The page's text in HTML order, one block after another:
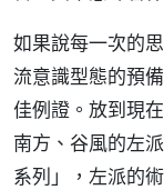
如果說每一次的
流意識型態的預
佳例證。放到現
南方、谷風的左
系列」，左派的